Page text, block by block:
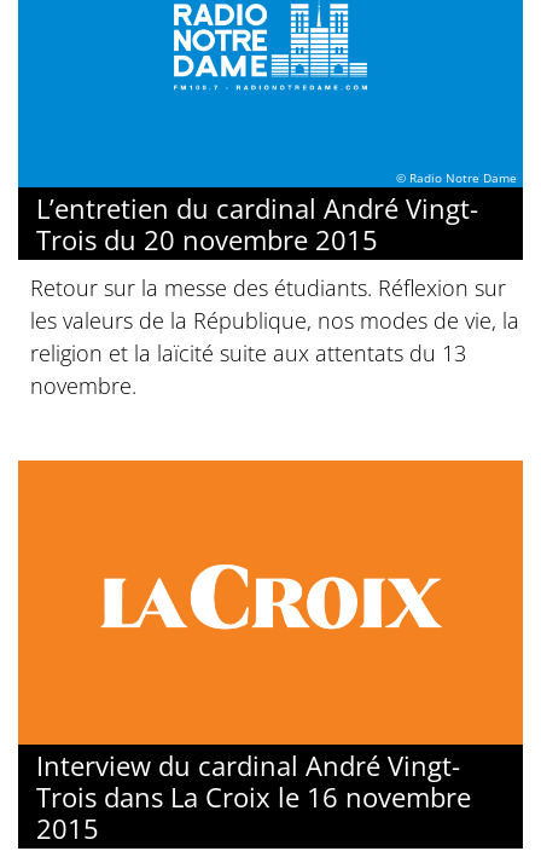
© Radio Notre Dame
L’entretien du cardinal André Vingt-
Trois du 20 novembre 2015
Retour sur la messe des étudiants. Réflexion sur
les valeurs de la République, nos modes de vie, la
religion et la laïcité suite aux attentats du 13
novembre.
Interview du cardinal André Vingt-
Trois dans La Croix le 16 novembre
2015